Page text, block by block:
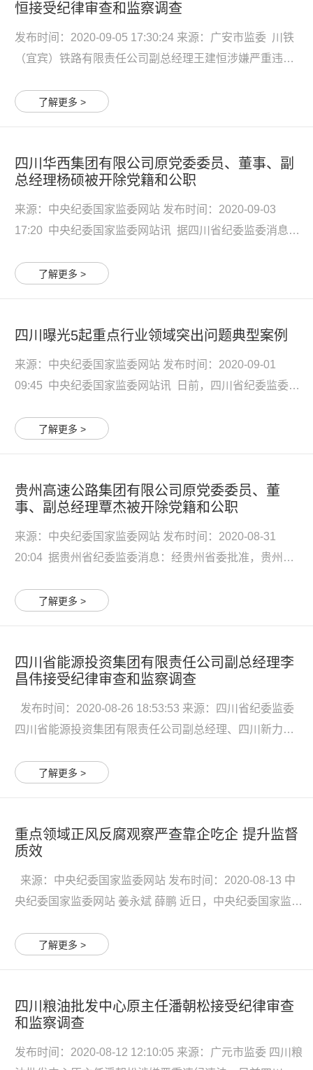
恒接受纪律审查和监察调查
发布时间：2020-09-05 17:30:24 来源：广安市监委 川铁
（宜宾）铁路有限责任公司副总经理王建恒涉嫌严重违纪
进行纪律审查，经四川省监委指定管辖，广安市监委正对
了解更多 >
四川华西集团有限公司原党委委员、董事、副
总经理杨硕被开除党籍和公职
来源：中央纪委国家监委网站 发布时间：2020-09-03
17:20 中央纪委国家监委网站讯 据四川省纪委监委消息：
公司原党委委员、董事、副总经理杨硕严重违纪违法问题
了解更多 >
四川曝光5起重点行业领域突出问题典型案例
来源：中央纪委国家监委网站 发布时间：2020-09-01
09:45 中央纪委国家监委网站讯 日前，四川省纪委监委公
委常委、政法委书记、经济开发区党工委书记杨曲冰在项
了解更多 >
贵州高速公路集团有限公司原党委委员、董
事、副总经理覃杰被开除党籍和公职
来源：中央纪委国家监委网站 发布时间：2020-08-31
20:04 据贵州省纪委监委消息：经贵州省委批准，贵州省
事、副总经理覃杰严重违纪违法问题进行了立案审查调
了解更多 >
四川省能源投资集团有限责任公司副总经理李
昌伟接受纪律审查和监察调查
发布时间：2020-08-26 18:53:53 来源：四川省纪委监委
四川省能源投资集团有限责任公司副总经理、四川新力光
受纪律审查和监察调查。 李昌伟简历 李昌伟，男，汉族，
了解更多 >
重点领域正风反腐观察严查靠企吃企 提升监督
质效
来源：中央纪委国家监委网站 发布时间：2020-08-13 中
央纪委国家监委网站 姜永斌 薛鹏 近日，中央纪委国家监委
党委书记、董事长李宝锟涉嫌严重违纪违法接受纪律审查
了解更多 >
四川粮油批发中心原主任潘朝松接受纪律审查
和监察调查
发布时间：2020-08-12 12:10:05 来源：广元市监委 四川粮